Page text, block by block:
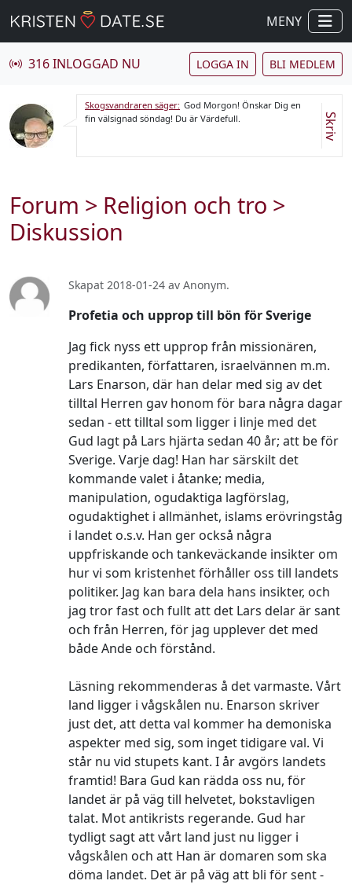
MENY
316 INLOGGAD NU LOGGA IN BLI MEDLEM
Skogsvandraren säger: God Morgon! Önskar Dig en
fin välsignad söndag! Du är Värdefull.
Skriv
Forum > Religion och tro >
Diskussion
Skapat 2018-01-24 av Anonym.
Profetia och upprop till bön för Sverige
Jag fick nyss ett upprop från missionären,
predikanten, författaren, israelvännen m.m.
Lars Enarson, där han delar med sig av det
tilltal Herren gav honom för bara några dagar
sedan - ett tilltal som ligger i linje med det
Gud lagt på Lars hjärta sedan 40 år; att be för
Sverige. Varje dag! Han har särskilt det
kommande valet i åtanke; media,
manipulation, ogudaktiga lagförslag,
ogudaktighet i allmänhet, islams erövringståg
i landet o.s.v. Han ger också några
uppfriskande och tankeväckande insikter om
hur vi som kristenhet förhåller oss till landets
politiker. Jag kan bara dela hans insikter, och
jag tror fast och fullt att det Lars delar är sant
och från Herren, för jag upplever det med
både Ande och förstånd.
Läsning rekommenderas å det varmaste. Vårt
land ligger i vågskålen nu. Enarson skriver
just det, att detta val kommer ha demoniska
aspekter med sig, som inget tidigare val. Vi
står nu vid stupets kant. I år avgörs landets
framtid! Bara Gud kan rädda oss nu, för
landet är på väg till helvetet, bokstavligen
talat. Mot antikrists regerande. Gud har
tydligt sagt att vårt land just nu ligger i
vågskålen och att Han är domaren som ska
döma landet. Det är på väg att bli för sent -